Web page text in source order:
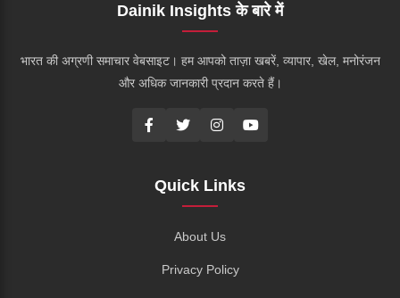
Dainik Insights के बारे में
भारत की अग्रणी समाचार वेबसाइट। हम आपको ताज़ा खबरें, व्यापार, खेल, मनोरंजन
और अधिक जानकारी प्रदान करते हैं।
Quick Links
About Us
Privacy Policy